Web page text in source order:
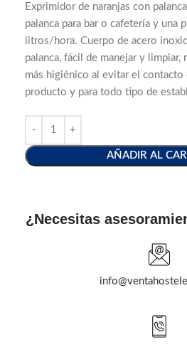
Exprimidor de naranjas con
palanca para bar o cafetería y una
litros/hora. Cuerpo de acero
palanca, fácil de manejar y limpiar,
más higiénico al evitar el contacto
producto y para todo tipo de
AÑADIR AL
¿Necesitas